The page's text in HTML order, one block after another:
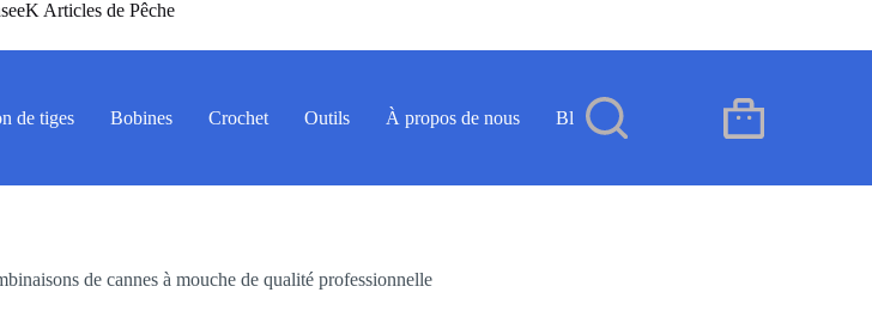
Articles de Pêche
de tiges Bobines Crochet Outils À propos de nous Blog ContactPanier
de cannes à mouche de qualité professionnelle